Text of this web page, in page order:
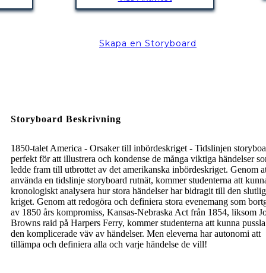
Skapa en Storyboard
Storyboard Beskrivning
1850-talet America - Orsaker till inbördeskriget - Tidslinjen
perfekt för att illustrera och kondense de många viktiga händelser
ledde fram till utbrottet av det amerikanska inbördeskriget. Genom
använda en tidslinje storyboard rutnät, kommer studenterna att
kronologiskt analysera hur stora händelser har bidragit till den
kriget. Genom att redogöra och definiera stora evenemang som
av 1850 års kompromiss, Kansas-Nebraska Act från 1854, liksom
Browns raid på Harpers Ferry, kommer studenterna att kunna
den komplicerade väv av händelser. Men eleverna har autonomi att
tillämpa och definiera alla och varje händelse de vill!